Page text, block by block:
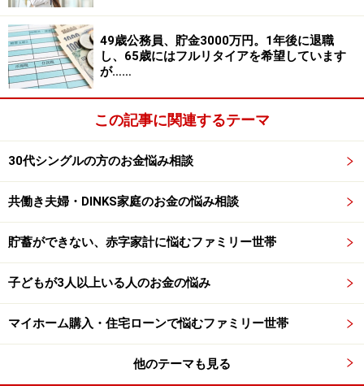
（6）退職金の有無、年金受給額の見込み
退職金は2000万円、年金は月18万円くらい。
アドバイス1 次男の教育費をどうするか。これが解決
アドバイス2 子どもたちの独立後はコンパクトな生活
に
アドバイス3 最大のポイントは、はなさんの健康。場
合によっては保険の解約も
※記事内容は執筆時点のものです。最新の内容をご確認くださ
い。
49歳公務員、貯金3000万円。1年後に退職
し、65歳にはフルリタイアを希望しています
が……
この記事に関連するテーマ
30代シングルの方のお金悩み相談
共働き夫婦・DINKS家庭のお金の悩み相談
貯蓄ができない、赤字家計に悩むファミリー世帯
子どもが3人以上いる人のお金の悩み
マイホーム購入・住宅ローンで悩むファミリー世帯
他のテーマも見る